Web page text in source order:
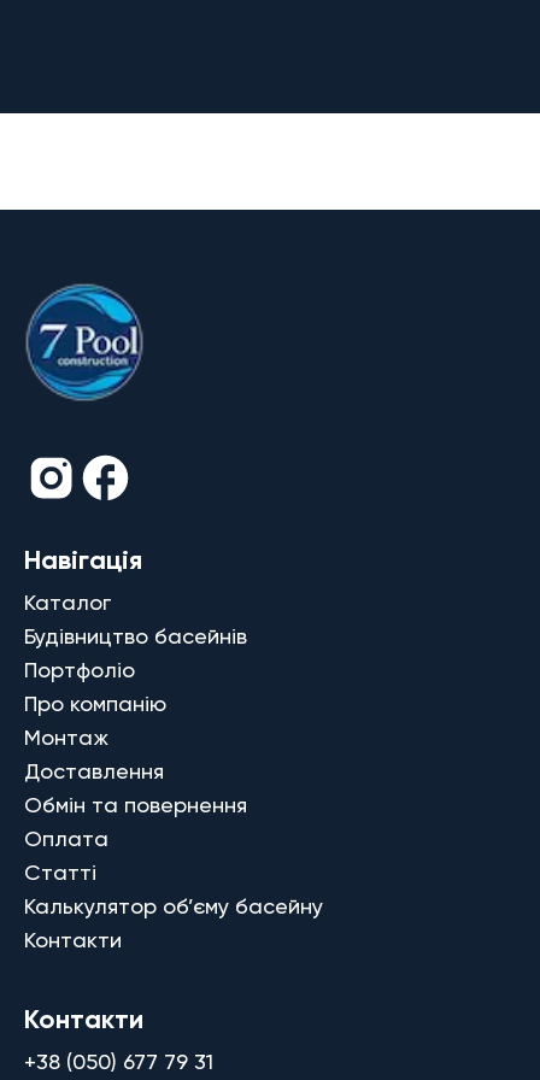
Навігація
Каталог
Будівництво басейнів
Портфоліо
Про компанію
Монтаж
Доставлення
Обмін та повернення
Оплата
Статті
Калькулятор об’єму басейну
Контакти
Контакти
+38 (050) 677 79 31